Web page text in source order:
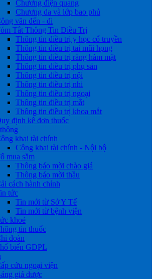
Chương điện quang
Chương da và lớp bao phủ
văn đến - đi
Tắt Thông Tin Điều Trị
Thông tin điều trị y học cổ truyền
Thông tin điều trị tai mũi họng
Thông tin điều trị răng hàm mặt
Thông tin điều trị phụ sản
Thông tin điều trị nội
Thông tin điều trị nhi
Thông tin điều trị ngoại
Thông tin điều trị mắt
Thông tin điều trị khoa mắt
định kê đơn thuốc
khai tài chính
Công khai tài chính - Nội bộ
mua sắm
Thông báo mời chào giá
Thông báo mời thầu
cách hành chính
tức
Tin mới từ Sở Y Tế
Tin mới từ bệnh viện
khoẻ
tin thuốc
đoàn
biến GDPL
cứu ngoại viện
giá dược